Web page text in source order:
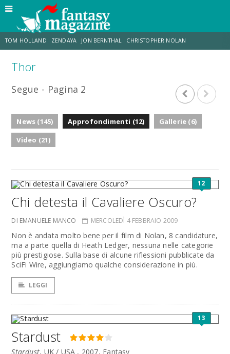
TOM HOLLAND ZENDAYA JON BERNTHAL CHRISTOPHER NOLAN
Thor
Segue - Pagina 2
News (145) Approfondimenti (12)
Gallerie (6)
Video (21)
12
Chi detesta il Cavaliere Oscuro?
DI EMANUELE MANCO MERCOLEDÌ 4 FEBBRAIO 2009
Non è andata molto bene per il film di Nolan, 8 candidature,
ma a parte quella di Heath Ledger, nessuna nelle categorie
più prestigiose. Sulla base di alcune riflessioni pubblicate da
SciFi Wire, aggiungiamo qualche considerazione in più.
LEGGI
13
Stardust
Stardust, UK / USA , 2007, Fantasy